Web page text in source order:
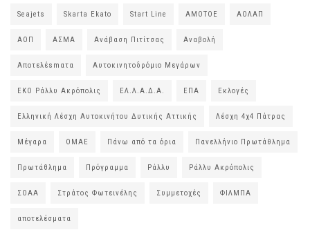
Seajets Skarta Ekato Start Line ΑΜΟΤΟΕ ΑΟΛΑΠ
ΑΟΠ ΑΣΜΑ Ανάβαση Πιτίτσας Αναβολή
Αποτελέsmατα Αυτοκινητοδρόμιο Μεγάρων
ΕΚΟ Ράλλυ Ακρόπολις ΕΛ.Λ.Α.Δ.Α. ΕΠΑ Εκλογές
Ελληνική Λέσχη Αυτοκινήτου Δυτικής Αττικής Λέσχη 4χ4 Πάτρας
Μέγαρα ΟΜΑΕ Πάνω από τα όρια Πανελλήνιο Πρωτάθλημα
Πρωτάθλημα Πρόγραμμα Ράλλυ Ράλλυ Ακρόπολις
ΣΟΑΑ Στράτος Φωτεινέλης Συμμετοχές ΦΙΛΜΠΑ
αποτελέσματα